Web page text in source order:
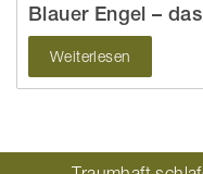
Blauer Engel –
Weiterlesen